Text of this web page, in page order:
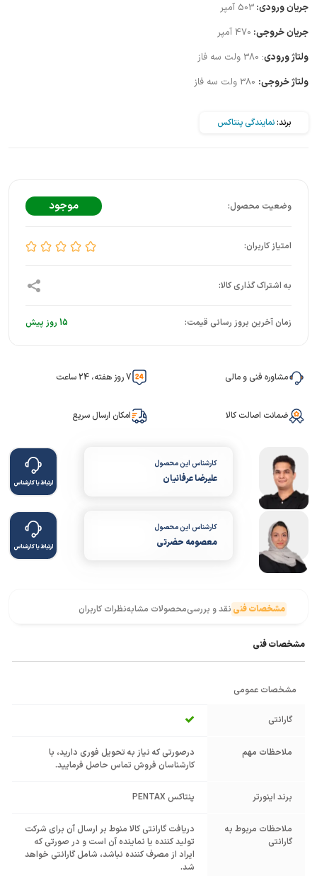
جریان ورودی: 503 آمپر
جریان خروجی: 470 آمپر
ولتاژ ورودی:
ولتاژ خروجی:
برند:نمایندگی پنتاکس
موجود
زمان آخرین بروز رسانی قیمت: 15 روز پیش
مشاوره فنی و مالی 7 روز هفته، 24 ساعت
ضمانت اصالت کالا امکان ارسال سریع
کارشناس این محصول
علیرضا عرفانیان ارتباط با کارشناس
کارشناس این محصول
معصومه حضرتی ارتباط با کارشناس
مشخصات فنی نقد و بررسیمحصولات مشابهنظرات کاربران
مشخصات فنی
مشخصات عمومی
گارانتی
ملاحظات مهم
درصورتی که نیاز به تحویل فوری دارید، با
کارشناسان فروش تماس حاصل فرمایید.
برند اینورتر پنتاکس PENTAX
ملاحظات مربوط به
گارانتی
دریافت گارانتی کالا منوط بر ارسال آن برای شرکت
تولید کننده یا نماینده آن است و در صورتی که
ایراد از مصرف کننده نباشد، شامل گارانتی خواهد
شد.